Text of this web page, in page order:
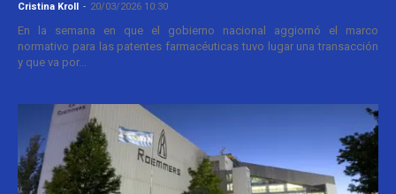
Cristina Kroll - 20/03/2026 10:30
En la semana en que el gobierno nacional aggiornó el marco
normativo para las patentes farmacéuticas tuvo lugar una transacción
y que va por...